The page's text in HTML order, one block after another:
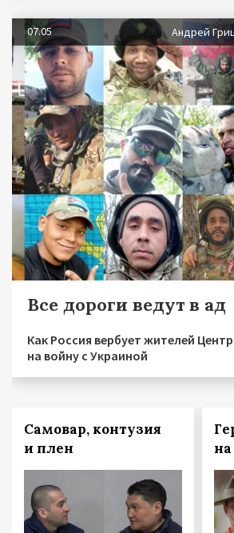
07.05 Андрей
Все дороги ведут в ад
Как Россия вербует жителей
на войну с Украиной
Самовар, контузия
и плен